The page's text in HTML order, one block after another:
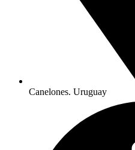
Canelones. Uruguay